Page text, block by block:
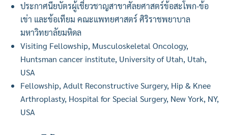
ประกาศนียบัตรผู้เชี่ยวชาญสาขาศัลยศาสตร์ข้อสะโพก-ข้อ
เข่า และข้อเทียม คณะแพทยศาสตร์ ศิริราชพยาบาล
มหาวิทยาลัยมหิดล
Visiting Fellowship, Musculoskeletal Oncology,
Huntsman cancer institute, University of Utah, Utah,
USA
Fellowship, Adult Reconstructive Surgery, Hip & Knee
Arthroplasty, Hospital for Special Surgery, New York, NY,
USA